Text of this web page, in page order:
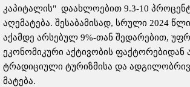
კაპიტალის" დაახლოებით 9.3-10
აღემატება. შესაბამისად, სრული 2024
აქამდე არსებულ 9%-თან შედარებით,
ეკონომიკური აქტივობის ფაქტორებიდან
ტრადიციული ტურიზმისა და
მატება.